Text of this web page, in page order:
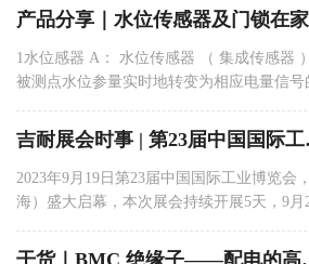
用。 02-铜排分类 目前市场上的铜排主要分
通常...
1水位感器 A： 水位传感器 （ 集成传感器
被测点水位参量实时地转变为相应电量信
集成了其他信号的传感器，比如温度，浊度
浑...
吉耐
2023年9月19日第23届中国国际工业博览会
海）盛大启幕，本次展会持续开展5天，9
动控制系统、智能传感与连接、嵌入式技术